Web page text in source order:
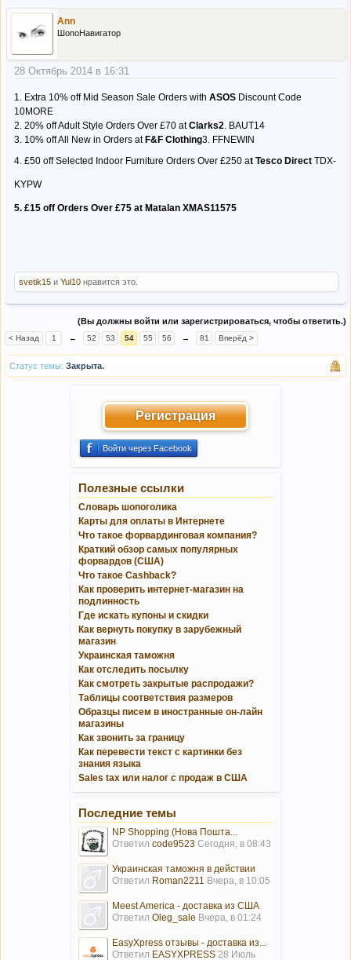
Ann
ШопоНавигатор
28 Октябрь 2014 в 16:31
1. Extra 10% off Mid Season Sale Orders with ASOS Discount Code
10MORE
2. 20% off Adult Style Orders Over £70 atClarks2 . BAUT14
3. 10% off All New in Orders atF&F Clothing3. FFNEWIN
4. £50 off Selected Indoor Furniture Orders Over £250 at Tesco Direct TDX-
KYPW
5. £15 off Orders Over £75 at Matalan XMAS11575
svetik15 и Yul10 нравится это.
(Вы должны войти или зарегистрироваться, чтобы ответить.)
< Назад 1 ← 52 53 54 55 56 → 81 Вперёд >
Статус темы: Закрыта.
Регистрация
Войти через Facebook
Полезные ссылки
Словарь шопоголика
Карты для оплаты в Интернете
Что такое форвардинговая компания?
Краткий обзор самых популярных
форвардов (США)
Что такое Cashback?
Как проверить интернет-магазин на
подлинность
Где искать купоны и скидки
Как вернуть покупку в зарубежный
магазин
Украинская таможня
Как отследить посылку
Как смотреть закрытые распродажи?
Таблицы соответствия размеров
Образцы писем в иностранные он-лайн
магазины
Как звонить за границу
Как перевести текст с картинки без
знания языка
Sales tax или налог с продаж в США
Последние темы
NP Shopping (Нова Пошта...
Ответил code9523 Сегодня, в 08:43
Украинская таможня в действии
Ответил Roman2211 Вчера, в 10:05
Meest America - доставка из США
Ответил Oleg_sale Вчера, в 01:24
EasyXpress отзывы - доставка из...
Ответил EASYXPRESS 28 Июль